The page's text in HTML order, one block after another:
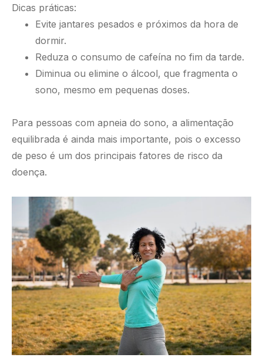
Dicas práticas:
Evite jantares pesados e próximos da hora de
dormir.
Reduza o consumo de cafeína no fim da tarde.
Diminua ou elimine o álcool, que fragmenta o
sono, mesmo em pequenas doses.
Para pessoas com apneia do sono, a alimentação
equilibrada é ainda mais importante, pois o excesso
de peso é um dos principais fatores de risco da
doença.